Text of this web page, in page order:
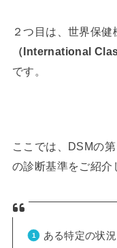
２つ目は、世界保
（International
です。
ここでは、DSMの
の診断基準をご紹介
ある特定の状